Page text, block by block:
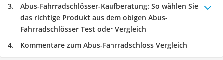
Abus-Fahrradschlösser-Kaufberatung: So wählen Sie
das richtige Produkt aus dem obigen Abus-
Fahrradschlösser Test oder Vergleich
Kommentare zum Abus-Fahrradschloss Vergleich